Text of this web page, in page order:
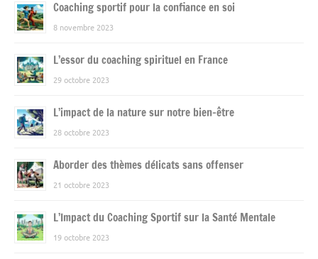
Coaching sportif pour la confiance en soi
8 novembre 2023
L’essor du coaching spirituel en France
29 octobre 2023
L’impact de la nature sur notre bien-être
28 octobre 2023
Aborder des thèmes délicats sans offenser
21 octobre 2023
L’Impact du Coaching Sportif sur la Santé Mentale
19 octobre 2023